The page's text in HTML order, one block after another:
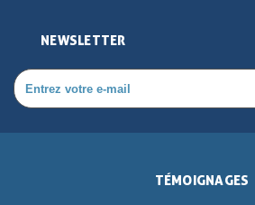
NEWSLETTER
TÉMOIGNAGES